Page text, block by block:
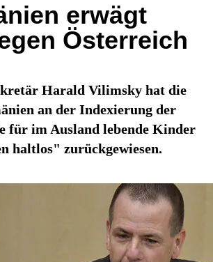
erwägt
Österreich
Harald Vilimsky hat die
an der Indexierung der
für im Ausland lebende Kinder
haltlos" zurückgewiesen.